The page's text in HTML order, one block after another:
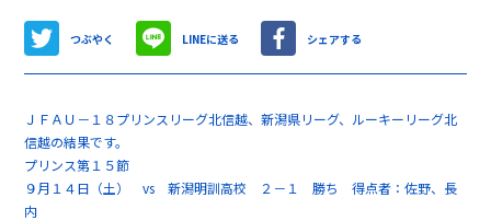
つぶやく LINEに送る シェアする
ＪＦＡＵ－１８プリンスリーグ北信越、新潟県リーグ、ルーキーリーグ北
信越の結果です。
プリンス第１５節
９月１４日（土） vs 新潟明訓高校 ２－１ 勝ち 得点者：佐野、長
内